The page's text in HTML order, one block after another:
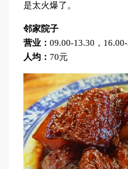
是太火爆了。
邻家院子
营业： 09.00-13.30，
人均： 70元